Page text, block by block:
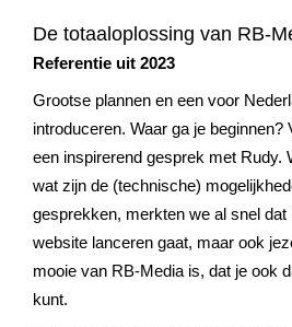
Social Media strategie
Online marketing advies
CRO
SEO advies
SEO strategie
SEO teksten
SEO uitbesteden
Google Ads uitbesteden
Google shopping
Social advertising
Linkbuilding
Linkbuilding uitbesteden
E-mail marketing
E-mail marketing
uitbesteden
Website analyse
Zoekwoordenonderzoek
Concurrentieanalyse
Google Ads audit
Data & tools
SalesFeed
Marketing dashboard
Google Analytics 4
instellen
Actueel
Contact
De totaaloplossing van RB-
Referentie uit 2023
Grootse plannen en een voor
introduceren. Waar ga je beginnen?
een inspirerend gesprek met Rudy.
wat zijn de (technische)
gesprekken, merkten we al snel dat
website lanceren gaat, maar ook
mooie van RB-Media is, dat je ook
kunt.